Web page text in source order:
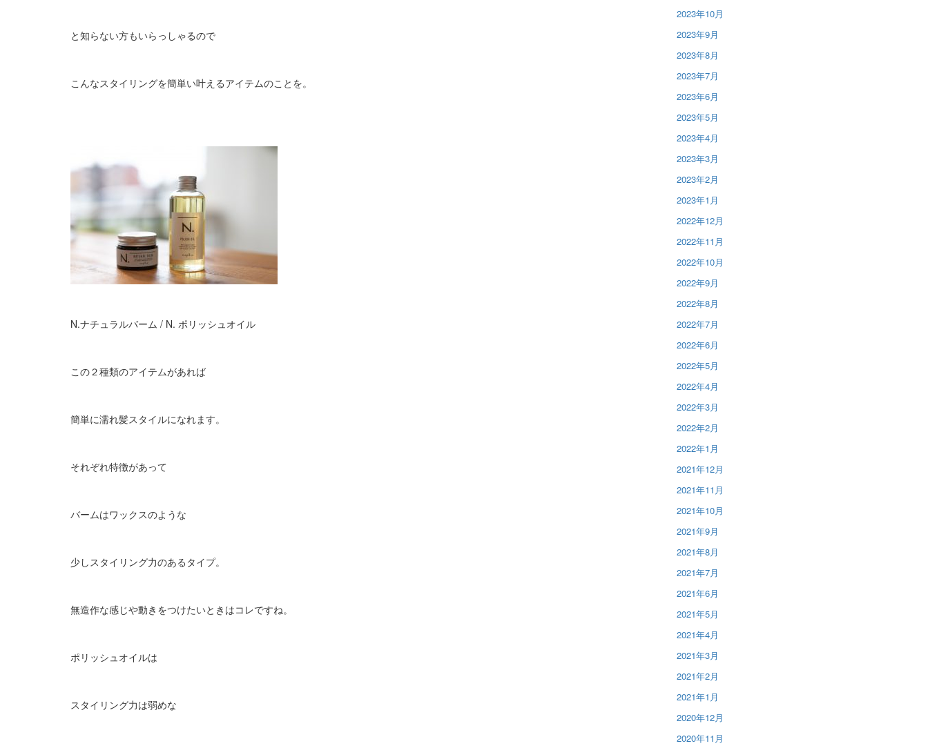
と知らない方もいらっしゃるので
こんなスタイリングを簡単い叶えるアイテムのことを。
N.ナチュラルバーム / N. ポリッシュオイル
この２種類のアイテムがあれば
簡単に濡れ髪スタイルになれます。
それぞれ特徴があって
バームはワックスのような
少しスタイリング力のあるタイプ。
無造作な感じや動きをつけたいときはコレですね。
ポリッシュオイルは
スタイリング力は弱めな
2023年10月
2023年9月
2023年8月
2023年7月
2023年6月
2023年5月
2023年4月
2023年3月
2023年2月
2023年1月
2022年12月
2022年11月
2022年10月
2022年9月
2022年8月
2022年7月
2022年6月
2022年5月
2022年4月
2022年3月
2022年2月
2022年1月
2021年12月
2021年11月
2021年10月
2021年9月
2021年8月
2021年7月
2021年6月
2021年5月
2021年4月
2021年3月
2021年2月
2021年1月
2020年12月
2020年11月